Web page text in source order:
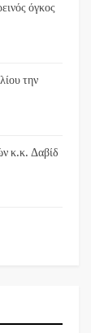
όγκος
την
κ.κ. Δαβίδ